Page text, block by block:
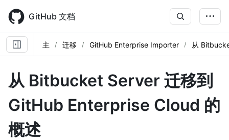
main
content
GitHub 文档
主 迁移 GitHub Enterprise Importer 从
从 Bitbucket Server 迁移到
GitHub Enterprise Cloud 的
概述